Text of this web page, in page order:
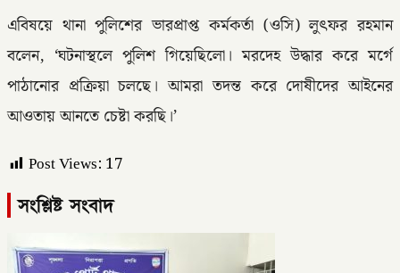
এবিষয়ে থানা পুলিশের ভারপ্রাপ্ত কর্মকর্তা (ওসি) লুৎফর রহমান
বলেন, ‘ঘটনাস্থলে পুলিশ গিয়েছিলো। মরদেহ উদ্ধার করে মর্গে
পাঠানোর প্রক্রিয়া চলছে। আমরা তদন্ত করে দোষীদের আইনের
আওতায় আনতে চেষ্টা করছি।’
Post Views: 17
সংশ্লিষ্ট সংবাদ